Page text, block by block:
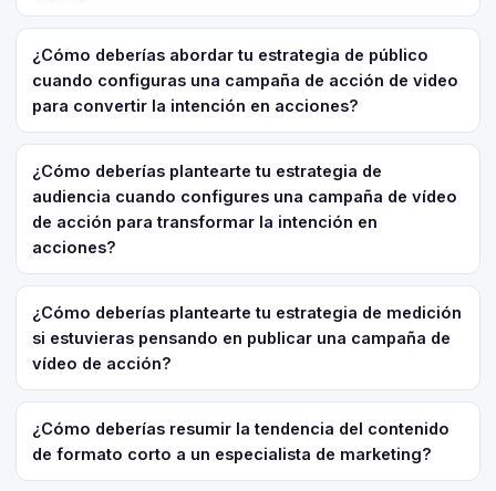
¿Cómo deberías abordar tu estrategia de público
cuando configuras una campaña de acción de video
para convertir la intención en acciones?
¿Cómo deberías plantearte tu estrategia de
audiencia cuando configures una campaña de vídeo
de acción para transformar la intención en
acciones?
¿Cómo deberías plantearte tu estrategia de medición
si estuvieras pensando en publicar una campaña de
vídeo de acción?
¿Cómo deberías resumir la tendencia del contenido
de formato corto a un especialista de marketing?